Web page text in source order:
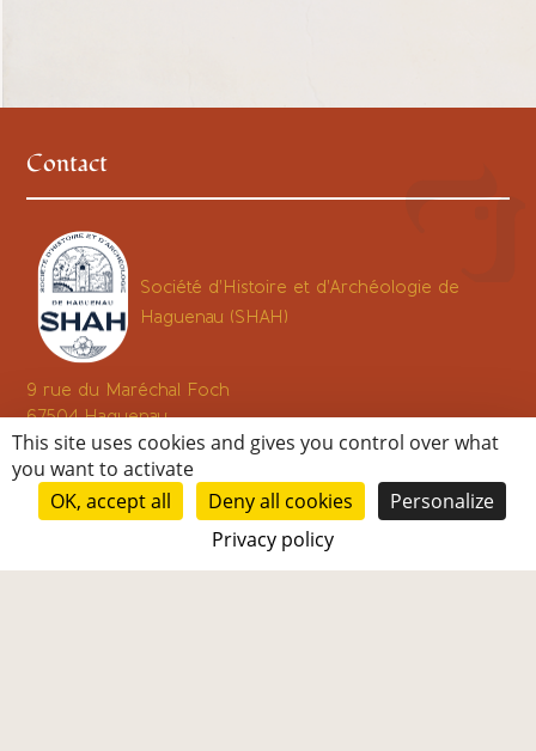
Contact
Société d'Histoire et d'Archéologie de
Haguenau (SHAH)
9 rue du Maréchal Foch
67504 Haguenau
06 33 30 67 17
info@shahaguenau.org
Toute notre équipe est à votre disposition pour
This site uses cookies and gives you control over what
you want to activate
OK, accept all
Deny all cookies
Personalize
Privacy policy